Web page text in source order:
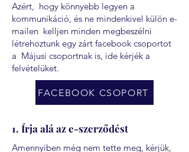
Azért, hogy könnyebb legyen a
kommunikáció, és ne mindenkivel külön e-
mailen kelljen minden megbeszélni
létrehoztunk egy zárt facebook csoportot
a Májusi csoportnak is, ide kérjék a
felvételüket.
FACEBOOK CSOPORT
1. Írja alá az e-szerződést
Amennyiben még nem tette meg, kérjük,